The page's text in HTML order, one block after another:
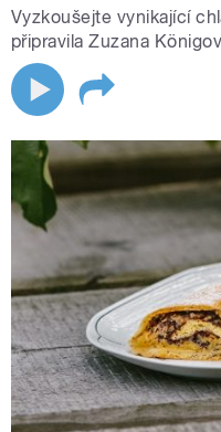
Vyzkoušejte vynikající
připravila Zuzana